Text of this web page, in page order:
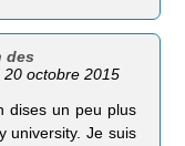
des
20 octobre 2015
dises un peu plus
university. Je suis